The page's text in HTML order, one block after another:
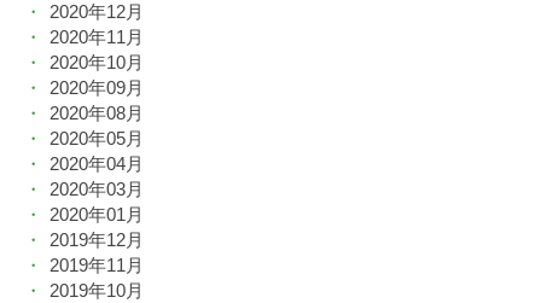
2020年12月
2020年11月
2020年10月
2020年09月
2020年08月
2020年05月
2020年04月
2020年03月
2020年01月
2019年12月
2019年11月
2019年10月